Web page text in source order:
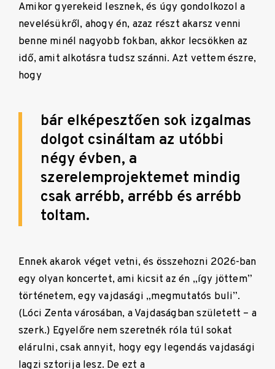
Amikor gyerekeid lesznek, és úgy gondolkozol a
nevelésükről, ahogy én, azaz részt akarsz venni
benne minél nagyobb fokban, akkor lecsökken az
idő, amit alkotásra tudsz szánni. Azt vettem észre,
hogy
bár elképesztően sok izgalmas
dolgot csináltam az utóbbi
négy évben, a
szerelemprojektemet mindig
csak arrébb, arrébb és arrébb
toltam.
Ennek akarok véget vetni, és összehozni 2026-ban
egy olyan koncertet, ami kicsit az én „így jöttem”
történetem, egy vajdasági „megmutatós buli”.
(Lóci Zenta városában, a Vajdaságban született – a
szerk.) Egyelőre nem szeretnék róla túl sokat
elárulni, csak annyit, hogy egy legendás vajdasági
lagzi sztorija lesz. De ezt a